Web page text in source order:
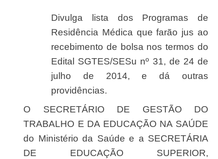
Divulga lista dos Programas de
Residência Médica que farão jus ao
recebimento de bolsa nos termos do
Edital SGTES/SESu nº 31, de 24 de
julho de 2014, e dá outras
providências.
O SECRETÁRIO DE GESTÃO DO
TRABALHO E DA EDUCAÇÃO NA SAÚDE
do Ministério da Saúde e a SECRETÁRIA
DE EDUCAÇÃO SUPERIOR,